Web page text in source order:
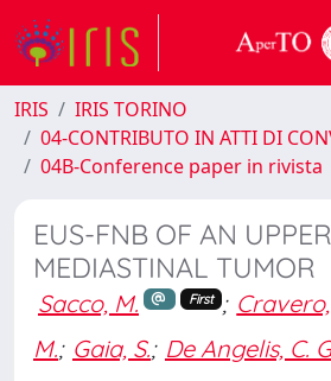
IRIS
IRIS TORINO
04-CONTRIBUTO IN ATTI DI
04B-Conference paper in rivista
EUS-FNB OF AN UPPER
MEDIASTINAL TUMOR
Sacco, M. First ;
M.; Gaia, S.; De Angelis, C.